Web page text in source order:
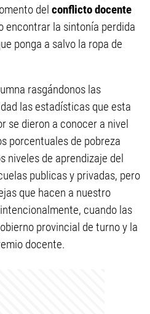
del conflicto docente
encontrar la sintonía perdida
ponga a salvo la ropa de
rasgándonos las
las estadísticas que esta
se dieron a conocer a nivel
porcentuales de pobreza
niveles de aprendizaje del
publicas y privadas, pero
que hacen a nuestro
cuando las
provincial de turno y la
docente.